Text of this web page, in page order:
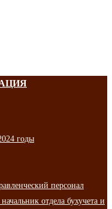
годы
персонал
отдела бухучета и